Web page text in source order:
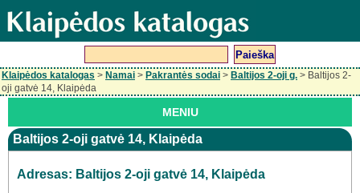
Klaipėdos katalogas > Namai > Pakrantės sodai > Baltijos 2-oji g. > Baltijos 2-
oji gatvė 14, Klaipėda
MENIU
Baltijos 2-oji gatvė 14, Klaipėda
Adresas: Baltijos 2-oji gatvė 14, Klaipėda